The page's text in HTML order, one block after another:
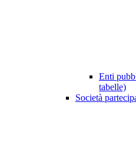
Enti
tabelle)
Società